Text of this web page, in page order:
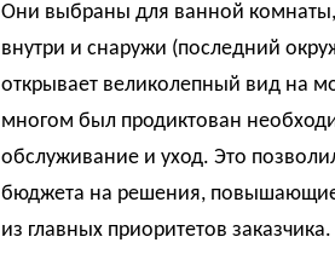
Они выбраны для ванной
внутри и снаружи (последний
открывает великолепный вид на
многом был продиктован
обслуживание и уход. Это
бюджета на решения, повышающие
из главных приоритетов